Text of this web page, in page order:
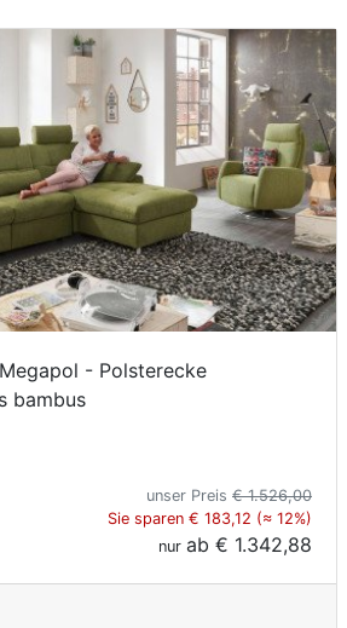
- Polsterecke
bambus
unser Preis € 1.526,00
Sie sparen € 183,12 (≈ 12%)
nur ab € 1.342,88